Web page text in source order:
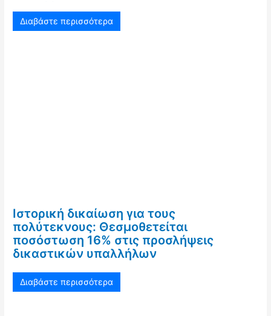
Διαβάστε περισσότερα
Ιστορική δικαίωση για τους
πολύτεκνους: Θεσμοθετείται
ποσόστωση 16% στις προσλήψεις
δικαστικών υπαλλήλων
Διαβάστε περισσότερα